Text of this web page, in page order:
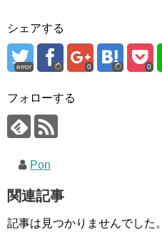
シェアする
error 0 0
フォローする
Pon
関連記事
記事は見つかりませんでした。